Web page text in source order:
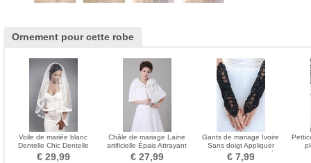
Ornement pour cette robe
Voile de mariée blanc
Dentelle Chic Dentelle
Mariage Automne
€ 29,99
Châle de mariage Laine
artificielle Épais Attrayant
Petits carrés
€ 27,99
Gants de mariage Ivoire
Sans doigt Appliquer
Cérémonie Approprié
€ 7,99